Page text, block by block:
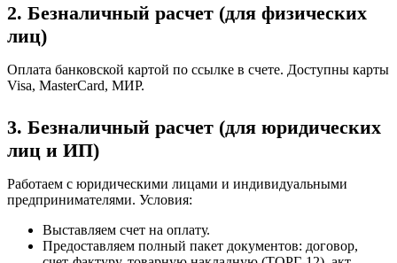
2. Безналичный расчет (для физических
лиц)
Оплата банковской картой по ссылке в счете. Доступны карты
Visa, MasterCard, МИР.
3. Безналичный расчет (для юридических
лиц и ИП)
Работаем с юридическими лицами и индивидуальными
предпринимателями. Условия:
Выставляем счет на оплату.
Предоставляем полный пакет документов: договор,